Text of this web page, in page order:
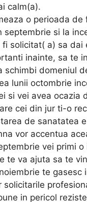
calm(a).
o perioada de
septembrie si la
solicitat( a) sa dai
inainte, sa te
schimbi domeniul
lunii octombrie
si vei avea ocazia
cei din jur ti-o
de sanatatea
vor accentua
vei primi o
te va ajuta sa te
te gasesc
solicitarile
in pericol